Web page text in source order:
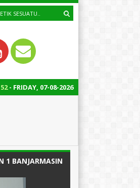
53- FRIDAY, 07-08-2026
(WBK) dan Wilayah Birokrasi Bersih
1 BANJARMASIN